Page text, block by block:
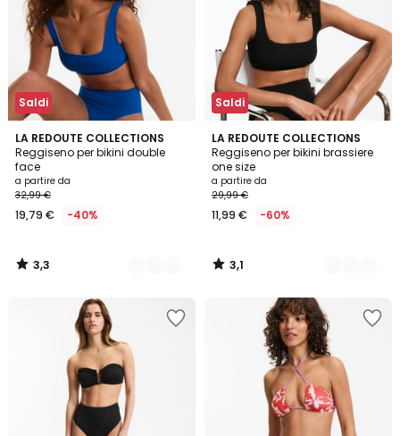
Saldi
LA REDOUTE COLLECTIONS
Reggiseno per bikini double
face
a partire da
32,99 €
19,79 € -40%
3,3
/ 5
2
Colori
3,3
/
Saldi
LA REDOUTE COLLECTIONS
Reggiseno per bikini brassiere
one size
a partire da
29,99 €
11,99 € -60%
3,1
/
5
2
Colori
3,1
/